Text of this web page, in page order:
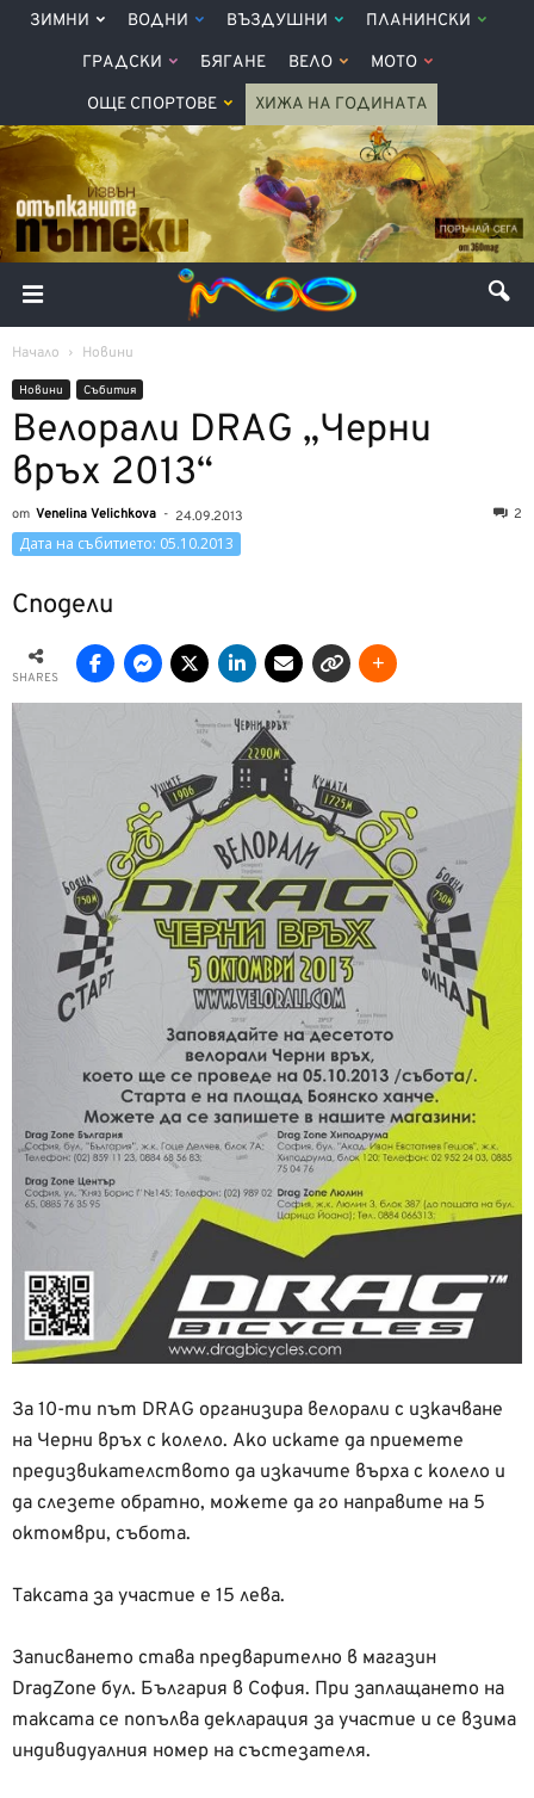
ЗИМНИ ВОДНИ ВЪЗДУШНИ ПЛАНИНСКИ
ГРАДСКИ БЯГАНЕ ВЕЛО МОТО
ОЩЕ СПОРТОВЕ ХИЖА НА ГОДИНАТА
Начало Новини
Новини Събития
Велорали DRAG „Черни
връх 2013“
от Venelina Velichkova - 24.09.2013 2
Дата на събитието: 05.10.2013
Сподели
SHARES
За 10-ти път DRAG организира велорали с изкачване
на Черни връх с колело. Ако искате да приемете
предизвикателството да изкачите върха с колело и
да слезете обратно, можете да го направите на 5
октомври, събота.
Таксата за участие е 15 лева.
Записването става предварително в магазин
DragZone бул. България в София. При заплащането на
таксата се попълва декларация за участие и се взима
индивидуалния номер на състезателя.